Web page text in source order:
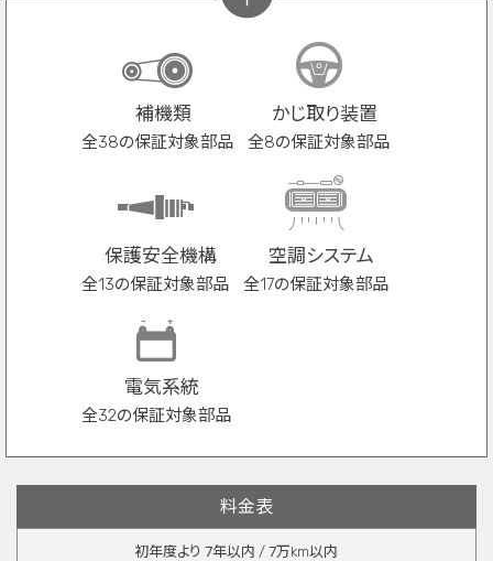
補機類
全38の保証対象部品
かじ取り装置
全8の保証対象部品
保護安全機構
全13の保証対象部品
空調システム
全17の保証対象部品
電気系統
全32の保証対象部品
料金表
初年度より 7年以内 / 7万km以内